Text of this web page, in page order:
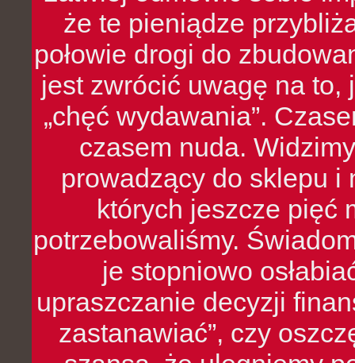
że te pieniądze
połowie drogi do
jest zwrócić uwagę na to,
„chęć wydawania”.
czasem nuda.
prowadzący do sklepu i
których jeszcze pięć
potrzebowaliśmy.
je stopniowo
upraszczanie decyzji
zastanawiać”, czy